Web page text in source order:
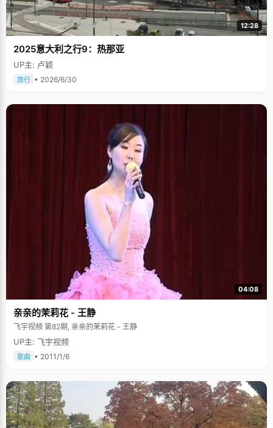
12:28
2025意大利之行9：热那亚
UP主: 卢颖
旅行 • 2026/6/30
04:08
亲亲的茉莉花 - 王静
飞宇视频 第82期, 亲亲的茉莉花 - 王静
UP主: 飞宇视频
歌曲 • 2011/1/6